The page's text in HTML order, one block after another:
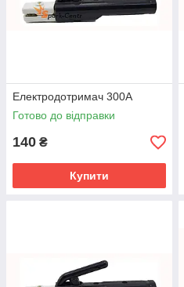
Електродотримач 300А
Готово до відправки
140 ₴
Купити